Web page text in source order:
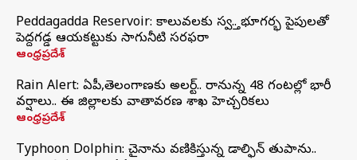
Peddagadda Reservoir: కాలువలకు స్వస్తి.. భూగర్భ పైపులతో
పెద్దగడ్డ ఆయకట్టుకు సాగునీటి సరఫరా
ఆంధ్రప్రదేశ్
Rain Alert: ఏపీ,తెలంగాణకు అలర్ట్.. రానున్న 48 గంటల్లో భారీ
వర్షాలు.. ఈ జిల్లాలకు వాతావరణ శాఖ హెచ్చరికలు
ఆంధ్రప్రదేశ్
Typhoon Dolphin: చైనాను వణికిస్తున్న డాల్ఫిన్‌ తుపాను..